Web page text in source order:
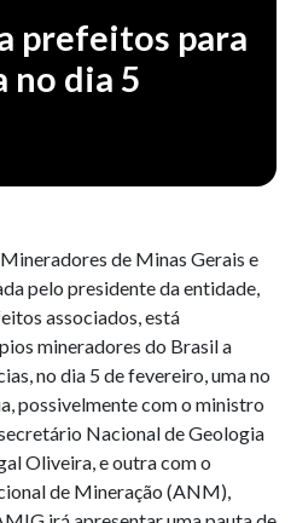
prefeitos para
no dia 5
de Minas Gerais e
pelo presidente da entidade,
associados, está
mineradores do Brasil a
no dia 5 de fevereiro, uma no
possivelmente com o ministro
Nacional de Geologia
Oliveira, e outra com o
de Mineração (ANM),